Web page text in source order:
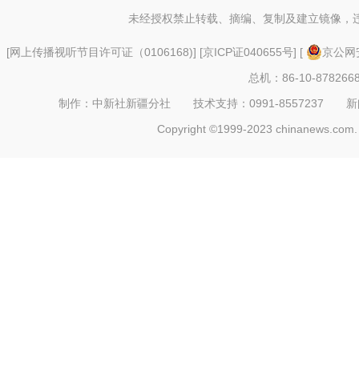
未经授权禁止转载、摘编、复制及建立镜像，
[网上传播视听节目许可证（0106168)] [京ICP证040655号] [
京公
总机：86-10-
制作：中新社新疆分社 技术支持：0991-8557237
Copyright ©1999-2023